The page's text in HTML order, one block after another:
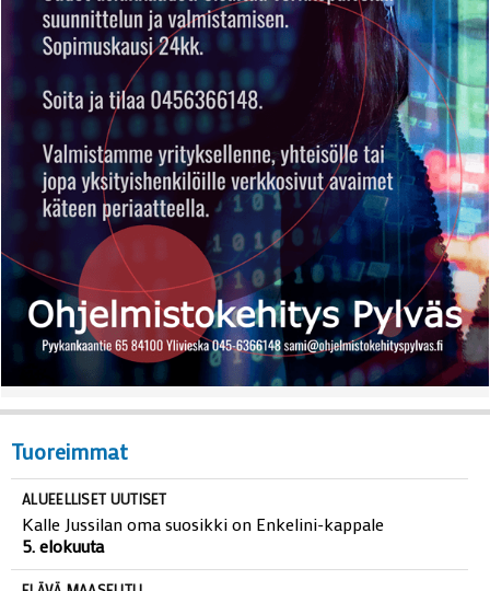
Tuoreimmat
ALUEELLISET UUTISET
Kalle Jussilan oma suosikki on Enkelini-kappale
5. elokuuta